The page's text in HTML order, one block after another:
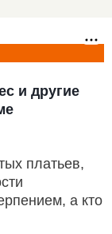
и другие
платьев,
а кто